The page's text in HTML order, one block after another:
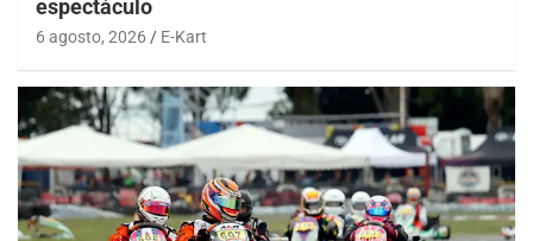
espectáculo
6 agosto, 2026 E-Kart